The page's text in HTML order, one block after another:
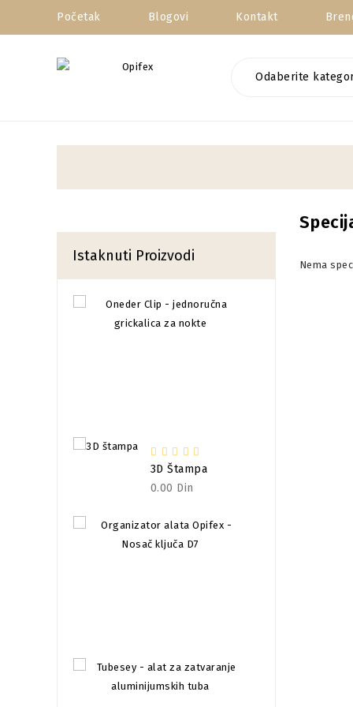
Početak Blogovi Kontakt
Odaberite
Istaknuti Proizvodi
3D Štampa
0.00 Din
Nema